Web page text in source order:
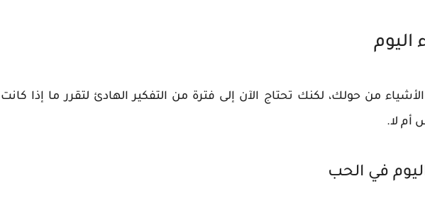
اليوم
من حولك، لكنك تحتاج الآن إلى فترة من التفكير الهادئ لتقرر ما إذا كانت
أم لا.
في الحب